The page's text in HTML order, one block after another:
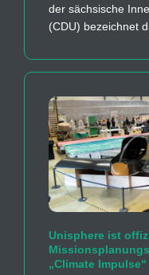
der sächsische
(CDU) bezeichnet
Unisphere ist
„Climate Impulse“